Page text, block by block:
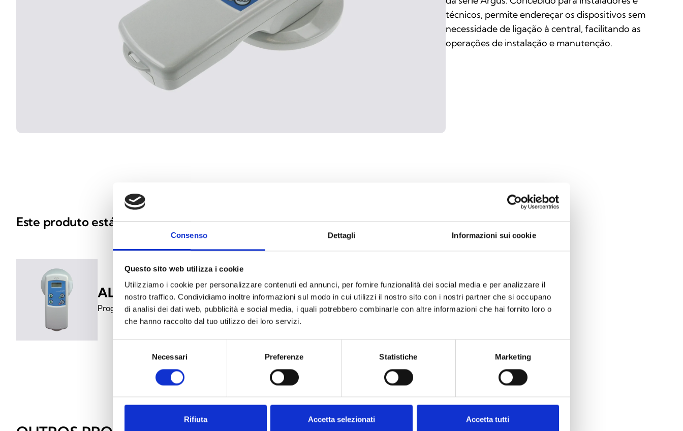
Consenso Dettagli Informazioni sui cookie
Questo sito web utilizza i cookie
Utilizziamo i cookie per personalizzare contenuti ed annunci, per fornire funzionalità dei social media e per analizzare il
nostro traffico. Condividiamo inoltre informazioni sul modo in cui utilizzi il nostro sito con i nostri partner che si occupano
di analisi dei dati web, pubblicità e social media, i quali potrebbero combinarle con altre informazioni che hai fornito loro o
che hanno raccolto dal tuo utilizzo dei loro servizi.
Necessari Preferenze Statistiche Marketing
Rifiuta Accetta selezionati Accetta tutti
técnicos, permite endereçar os dispositivos sem
necessidade de ligação à central, facilitando as
operações de instalação e manutenção.
Este produto está disponível nas seguintes versões
ALPU1000
Programador manual Argus